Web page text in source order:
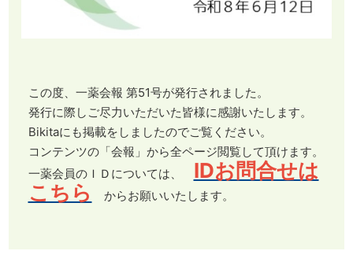
この度、一薬会報 第51号が発行されました。
発行に際しご尽力いただいた皆様に感謝いたします。
Bikitaにも掲載をしましたのでご覧ください。
コンテンツの「会報」から全ページ閲覧して頂けます。
一薬会員のＩＤについては、 IDお問合せは
こちら
からお願いいたします。